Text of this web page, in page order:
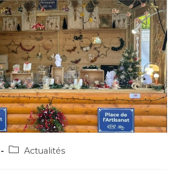
Actualités